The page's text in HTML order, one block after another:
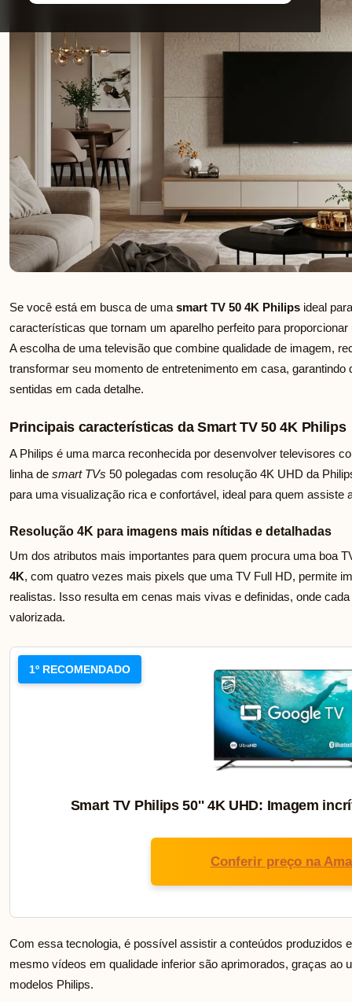
Se você está em busca de uma smart TV 50 4K Philips ideal
características que tornam um aparelho perfeito para
A escolha de uma televisão que combine qualidade de imagem,
transformar seu momento de entretenimento em casa,
sentidas em cada detalhe.
Principais características da Smart TV 50 4K Philips
A Philips é uma marca reconhecida por desenvolver televisores
linha de smart TVs 50 polegadas com resolução 4K UHD da
para uma visualização rica e confortável, ideal para quem assiste
Resolução 4K para imagens mais nítidas e detalhadas
Um dos atributos mais importantes para quem procura uma boa
4K, com quatro vezes mais pixels que uma TV Full HD, permite
realistas. Isso resulta em cenas mais vivas e definidas, onde
valorizada.
1º RECOMENDADO
Smart TV Philips 50'' 4K UHD: Imagem
Conferir preço na
Com essa tecnologia, é possível assistir a conteúdos produzidos
mesmo vídeos em qualidade inferior são aprimorados, graças ao
modelos Philips.